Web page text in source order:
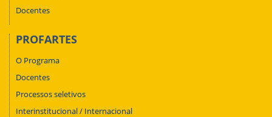
Docentes
PROFARTES
O Programa
Docentes
Processos seletivos
Interinstitucional / Internacional